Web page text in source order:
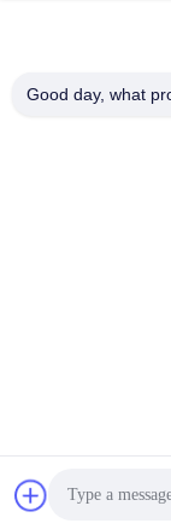
Pemasok. Hak
Good day, what